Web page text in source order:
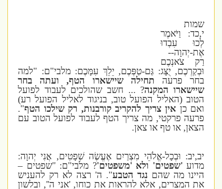
שמות
י,כד: וַיֹּאמֶר
לְכוּ עִבְדוּ
אֶת-יְהוָה--
רַק צֹאנְכֶם
וּבְקַרְכֶם, יֻצָּג: גַּם-טַפְּכֶם, יֵלֵךְ עִמָּכֶם: מלבי"ם: "למה
בחר פרעה תחילה שיישארו הטף, ועתה בחר
שיישארו המקנה? ... חשב שהולכים לעבוד לפועל
הטוב (האליל הפועל טוב, בניגוד לאליל הפועל רע)
ואם כןאין צריך להקריב קורבנות, רק שילכו הטף".
פרעה פרקטי, מה צריך הטף לעבוד לפועל הטוב עם
הצאן, או טף או צאן.
יב,יב: וּבְכָל-אֱלֹהֵי מִצְרַיִם אֶעֱשֶׂה שְׁפָטִים, אֲנִי יְהוָה:
מדוע'שפטים' ולא 'משפטים'? מלבי"ם: "שפטים –
היינו מה שהםנגד הטבע". ה' רצה לא רק להעניש
את המצרים, אלא להראות את כוחו, 'אני ה'', ובלשון